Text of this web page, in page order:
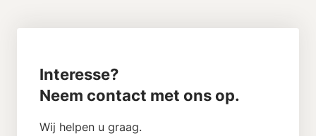
Interesse?
Neem contact met ons op.
Wij helpen u graag.